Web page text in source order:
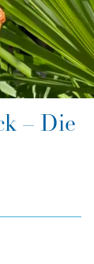
– Die